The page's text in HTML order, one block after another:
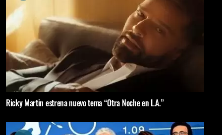
Ricky Martin estrena nuevo tema “Otra Noche en L.A.”